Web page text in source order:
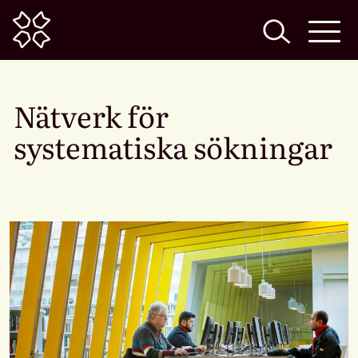
Home
Nätverk för
systematiska sökningar